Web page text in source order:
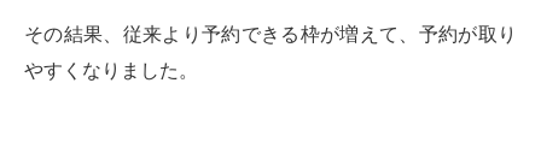
その結果、従来より予約できる枠が増えて、予約が取り
やすくなりました。